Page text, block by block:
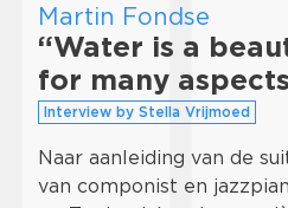
Martin Fondse
“Water is a
for many
Interview by Stella Vrijmoed
Naar aanleiding van de
van componist en